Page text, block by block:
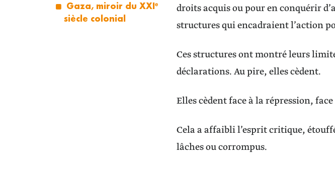
Gaza, miroir du XXIᵉ
siècle colonial
droits acquis ou pour en conquérir
structures qui encadraient l’action
Ces structures ont montré leurs
déclarations. Au pire, elles cèdent.
Elles cèdent face à la répression,
Cela a affaibli l’esprit critique,
lâches ou corrompus.